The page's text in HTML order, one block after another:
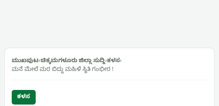
ಮುಖಪುಟ›ಚಿಕ್ಕಮಗಳೂರು ಜಿಲ್ಲಾ ಸುದ್ದಿ›ಕಳಸ›
ಮನೆ ಮೇಲೆ ಮರ ಬಿದ್ದು ಮಹಿಳೆ ಸ್ಥಿತಿ ಗಂಭೀರ !
ಕಳಸ